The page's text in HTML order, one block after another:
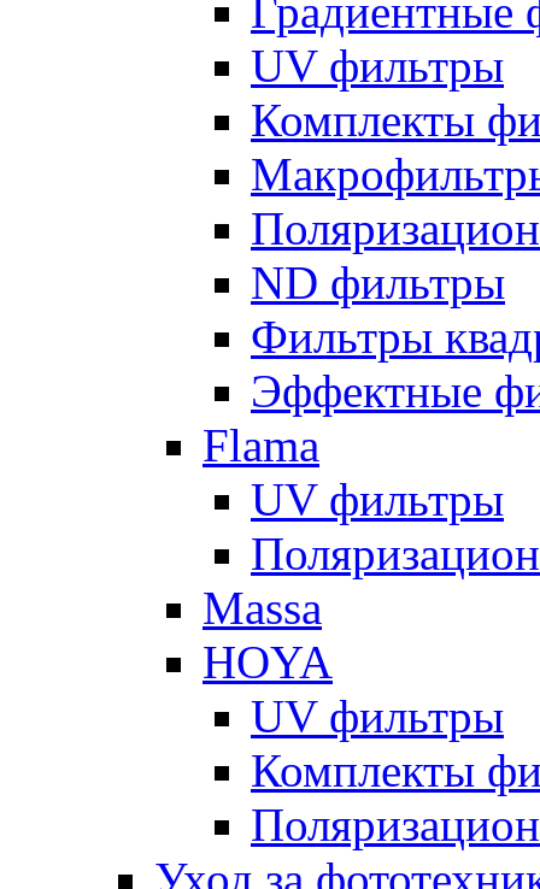
Градиентные
UV фильтры
Комплекты
ND фильтры
Фильтры
Эффектные
Flama
UV фильтры
Massa
HOYA
UV фильтры
Комплекты